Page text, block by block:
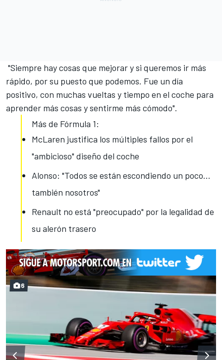
"Siempre hay cosas que mejorar y si queremos ir más
rápido, por su puesto que podemos. Fue un día
positivo, con muchas vueltas y tiempo en el coche para
aprender más cosas y sentirme más cómodo".
Más de Fórmula 1:
McLaren justifica los múltiples fallos por el
"ambicioso" diseño del coche
Alonso: "Todos se están escondiendo un poco...
también nosotros"
Renault no está "preocupado" por la legalidad de
su alerón trasero
6